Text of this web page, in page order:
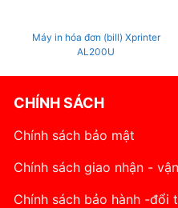
Máy in hóa đơn (bill) Xprinter
AL200U
CHÍNH SÁCH
Chính sách bảo mật
Chính sách giao nhận -
Chính sách bảo hành -đổi